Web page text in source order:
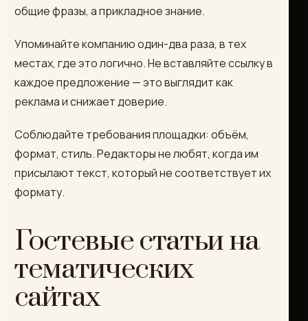
общие фразы, а прикладное знание.
Упоминайте компанию один-два раза, в тех
местах, где это логично. Не вставляйте ссылку в
каждое предложение — это выглядит как
реклама и снижает доверие.
Соблюдайте требования площадки: объём,
формат, стиль. Редакторы не любят, когда им
присылают текст, который не соответствует их
формату.
Гостевые статьи на
тематических
сайтах